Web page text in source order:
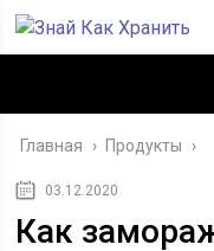
Главная › Продукты ›
03.12.2020
Как